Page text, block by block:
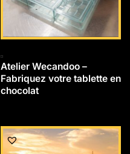
Atelier Wecandoo –
Fabriquez votre tablette en
chocolat